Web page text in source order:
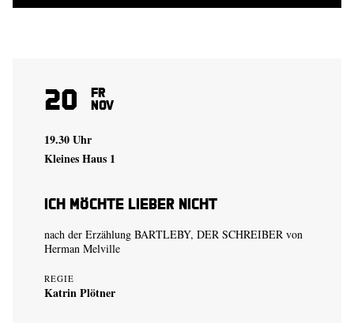
20 Fr
Nov
19.30 Uhr
Kleines Haus 1
Ich möchte lieber nicht
nach der Erzählung BARTLEBY, DER SCHREIBER von
Herman Melville
REGIE
Katrin Plötner